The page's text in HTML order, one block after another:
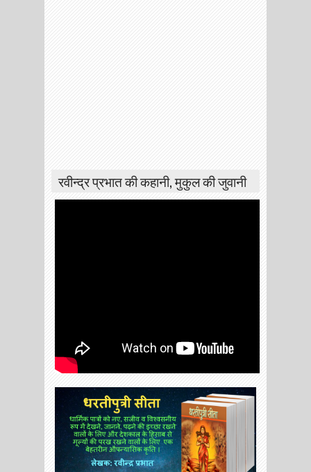
रवीन्द्र प्रभात की कहानी, मुकुल की जुवानी